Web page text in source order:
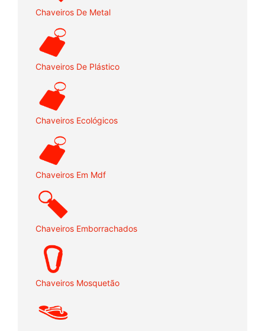
Chaveiros De Metal
Chaveiros De Plástico
Chaveiros Ecológicos
Chaveiros Em Mdf
Chaveiros Emborrachados
Chaveiros Mosquetão